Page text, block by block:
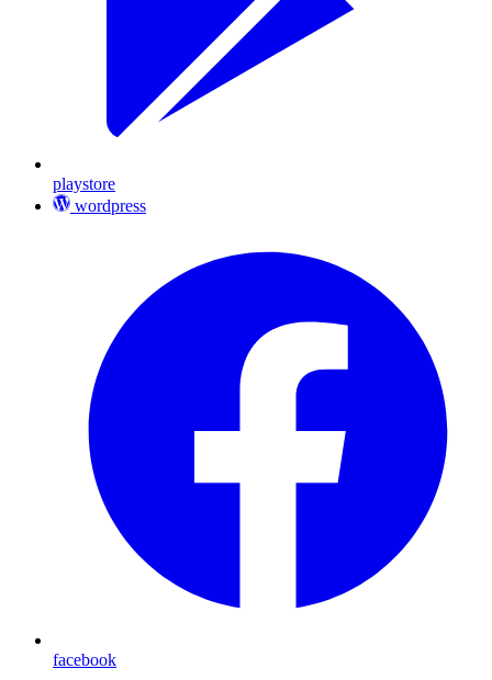
playstore
wordpress
facebook